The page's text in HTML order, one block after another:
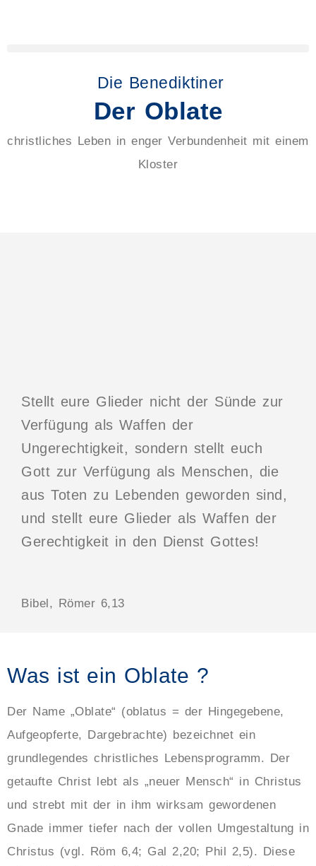
Die Benediktiner
Der Oblate
christliches Leben in enger Verbundenheit mit einem
Kloster
Stellt eure Glieder nicht der Sünde zur
Verfügung als Waffen der
Ungerechtigkeit, sondern stellt euch
Gott zur Verfügung als Menschen, die
aus Toten zu Lebenden geworden sind,
und stellt eure Glieder als Waffen der
Gerechtigkeit in den Dienst Gottes!
Bibel, Römer 6,13
Was ist ein Oblate ?
Der Name „Oblate“ (oblatus = der Hingegebene,
Aufgeopferte, Dargebrachte) bezeichnet ein
grundlegendes christliches Lebensprogramm. Der
getaufte Christ lebt als „neuer Mensch“ in Christus
und strebt mit der in ihm wirksam gewordenen
Gnade immer tiefer nach der vollen Umgestaltung in
Christus (vgl. Röm 6,4; Gal 2,20; Phil 2,5). Diese